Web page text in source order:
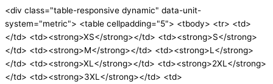
<div class="table-responsive dynamic" data-unit-
system="metric"> <table cellpadding="5"> <tbody> <tr> <td>
</td> <td><strong>XS</strong></td> <td><strong>S</strong>
</td> <td><strong>M</strong></td> <td><strong>L</strong>
</td> <td><strong>XL</strong></td> <td><strong>2XL</strong>
</td> <td><strong>3XL</strong></td> <td>